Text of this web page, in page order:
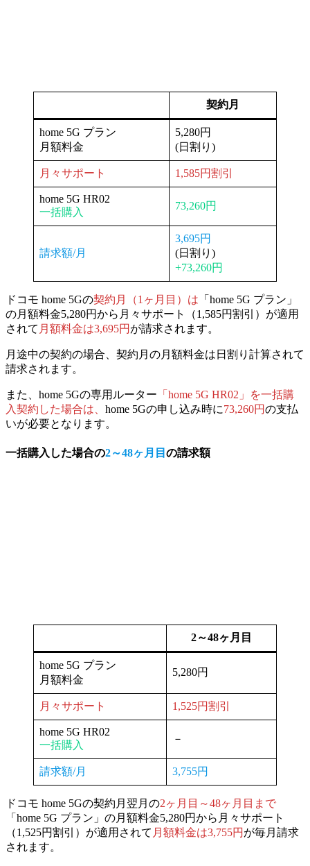
契約月
home 5G プラン
月額料金
5,280円
(日割り)
月々サポート 1,585円割引
home 5G HR02
一括購入
73,260円
請求額/月
3,695円
(日割り)
+73,260円
ドコモ home 5Gの契約月（1ヶ月目）は 「home 5G プラン」
の月額料金5,280円から月々サポート（1,585円割引）が適用
されて 月額料金は3,695円 が請求されます。
月途中の契約の場合、契約月の月額料金は日割り計算されて
請求されます。
また、home 5Gの専用ルーター 「home 5G HR02」を一括購
入契約した場合は、 home 5Gの申し込み時に73,260円の支払
いが必要となります。
一括購入 した場合の2～48ヶ月目 の請求額
2～48ヶ月目
home 5G プラン
月額料金
5,280円
月々サポート 1,525円割引
home 5G HR02
一括購入
－
請求額/月 3,755円
ドコモ home 5Gの契約月翌月の2ヶ月目～48ヶ月目まで
「home 5G プラン」の月額料金5,280円から月々サポート
（1,525円割引）が適用されて 月額料金は3,755円 が毎月請求
されます。